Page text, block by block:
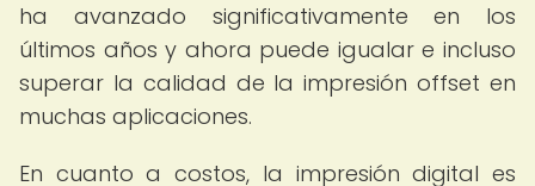
ha avanzado significativamente en los
últimos años y ahora puede igualar e incluso
superar la calidad de la impresión offset en
muchas aplicaciones.
En cuanto a costos, la impresión digital es